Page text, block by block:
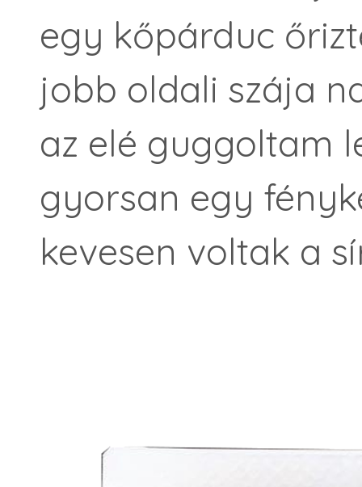
egy kőpárduc
jobb oldali szája
az elé guggoltam
gyorsan egy
kevesen voltak a